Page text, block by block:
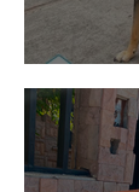
Spot